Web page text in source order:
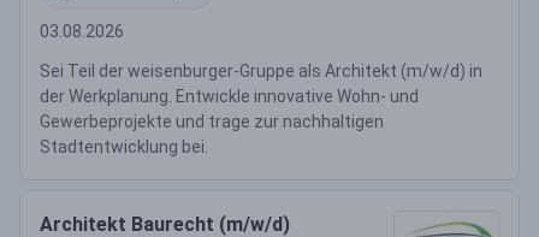
03.08.2026
Sei Teil der weisenburger-Gruppe als Architekt (m/w/d) in
der Werkplanung. Entwickle innovative Wohn- und
Gewerbeprojekte und trage zur nachhaltigen
Stadtentwicklung bei.
Architekt Baurecht (m/w/d)